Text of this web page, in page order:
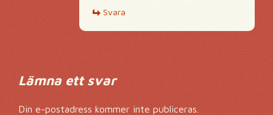
Svara
Lämna ett svar
Din e-postadress kommer inte publiceras.